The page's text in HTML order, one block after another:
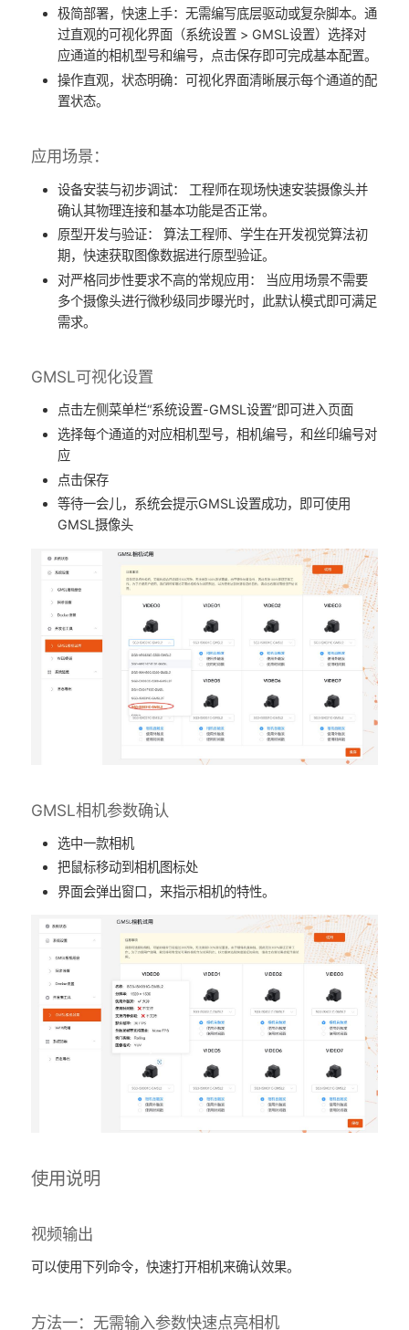
​极简部署，快速上手：​无需编写底层驱动或复杂脚本。通
过直观的可视化界面​（系统设置 > GMSL设置）选择对
应通道的相机型号和编号，点击保存即可完成基本配置。
​操作直观，状态明确：​可视化界面清晰展示每个通道的配
置状态。
应用场景：​
​设备安装与初步调试：​ 工程师在现场快速安装摄像头并
确认其物理连接和基本功能是否正常。
​原型开发与验证：​ 算法工程师、学生在开发视觉算法初
期，快速获取图像数据进行原型验证。
​对严格同步性要求不高的常规应用：​ 当应用场景不需要
多个摄像头进行微秒级同步曝光时，此默认模式即可满足
需求。
GMSL可视化设置
点击左侧菜单栏“系统设置-GMSL设置”即可进入页面
选择每个通道的对应相机型号，相机编号，和丝印编号对
应
点击保存
等待一会儿，系统会提示GMSL设置成功，即可使用
GMSL摄像头
GMSL相机参数确认
选中一款相机
把鼠标移动到相机图标处
界面会弹出窗口，来指示相机的特性。
使用说明
视频输出
可以使用下列命令，快速打开相机来确认效果。
方法一：无需输入参数快速点亮相机